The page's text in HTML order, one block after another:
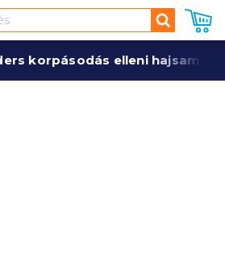
Keresés
korpásodás elleni